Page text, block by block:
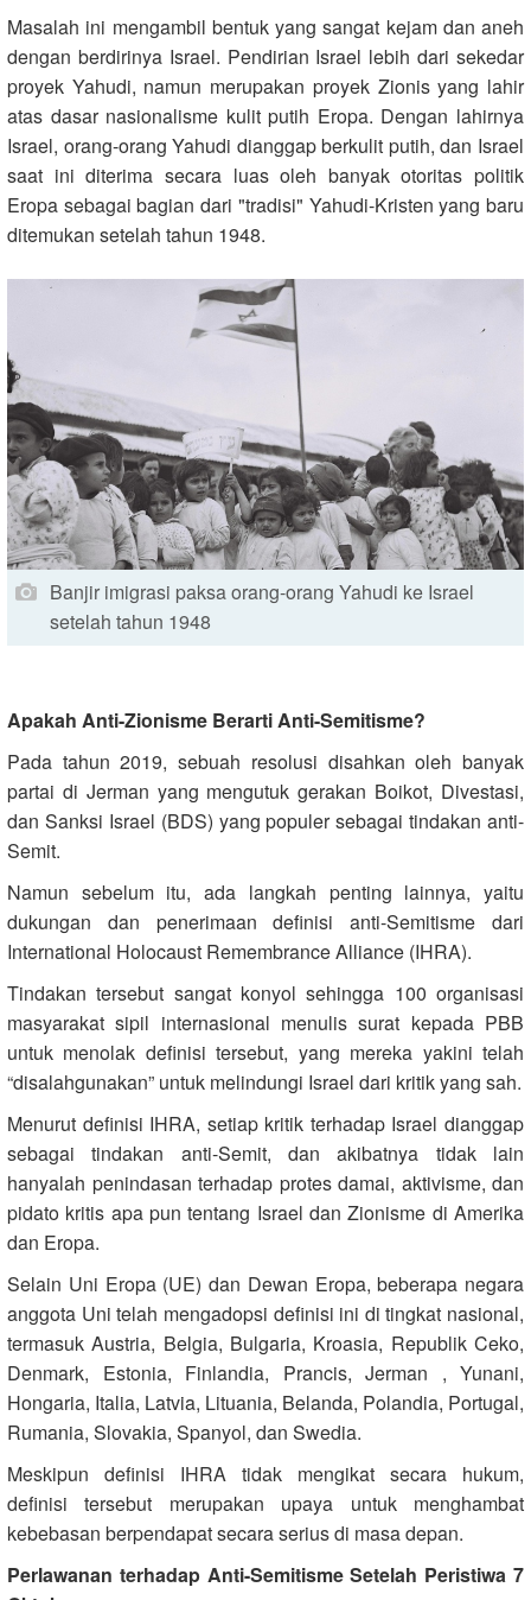
Masalah ini mengambil bentuk yang sangat kejam dan aneh
dengan berdirinya Israel. Pendirian Israel lebih dari sekedar
proyek Yahudi, namun merupakan proyek Zionis yang lahir
atas dasar nasionalisme kulit putih Eropa. Dengan lahirnya
Israel, orang-orang Yahudi dianggap berkulit putih, dan Israel
saat ini diterima secara luas oleh banyak otoritas politik
Eropa sebagai bagian dari "tradisi" Yahudi-Kristen yang baru
ditemukan setelah tahun 1948.
Banjir imigrasi paksa orang-orang Yahudi ke Israel
setelah tahun 1948
Apakah Anti-Zionisme Berarti Anti-Semitisme?
Pada tahun 2019, sebuah resolusi disahkan oleh banyak
partai di Jerman yang mengutuk gerakan Boikot, Divestasi,
dan Sanksi Israel (BDS) yang populer sebagai tindakan anti-
Semit.
Namun sebelum itu, ada langkah penting lainnya, yaitu
dukungan dan penerimaan definisi anti-Semitisme dari
International Holocaust Remembrance Alliance (IHRA).
Tindakan tersebut sangat konyol sehingga 100 organisasi
masyarakat sipil internasional menulis surat kepada PBB
untuk menolak definisi tersebut, yang mereka yakini telah
“disalahgunakan” untuk melindungi Israel dari kritik yang sah.
Menurut definisi IHRA, setiap kritik terhadap Israel dianggap
sebagai tindakan anti-Semit, dan akibatnya tidak lain
hanyalah penindasan terhadap protes damai, aktivisme, dan
pidato kritis apa pun tentang Israel dan Zionisme di Amerika
dan Eropa.
Selain Uni Eropa (UE) dan Dewan Eropa, beberapa negara
anggota Uni telah mengadopsi definisi ini di tingkat nasional,
termasuk Austria, Belgia, Bulgaria, Kroasia, Republik Ceko,
Denmark, Estonia, Finlandia, Prancis, Jerman , Yunani,
Hongaria, Italia, Latvia, Lituania, Belanda, Polandia, Portugal,
Rumania, Slovakia, Spanyol, dan Swedia.
Meskipun definisi IHRA tidak mengikat secara hukum,
definisi tersebut merupakan upaya untuk menghambat
kebebasan berpendapat secara serius di masa depan.
Perlawanan terhadap Anti-Semitisme Setelah Peristiwa 7